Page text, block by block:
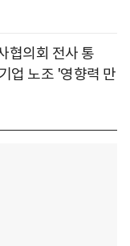
협의회 전사 통
업 노조 '영향력 만